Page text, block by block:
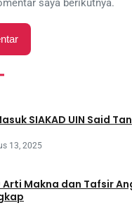
saya berikutnya.
SIAKAD UIN Said
13, 2025
Arti Makna dan Tafsir